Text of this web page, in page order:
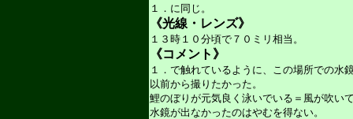
１．に同じ。
《光線・レンズ》
１３時１０分頃で７０ミリ相当。
《コメント》
１．で触れているように、この場所での水
以前から撮りたかった。
鯉のぼりが元気良く泳いでいる＝風が吹
水鏡が出なかったのはやむを得ない。